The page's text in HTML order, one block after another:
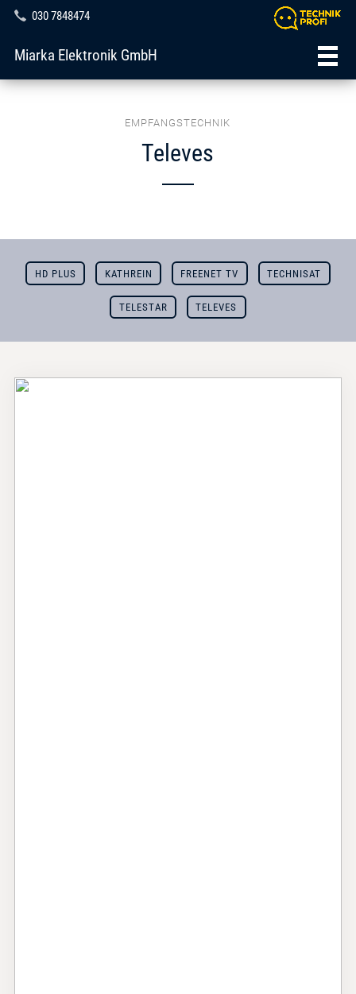
030 7848474
Miarka Elektronik GmbH
EMPFANGSTECHNIK
Televes
HD PLUS KATHREIN FREENET TV TECHNISAT
TELESTAR TELEVES